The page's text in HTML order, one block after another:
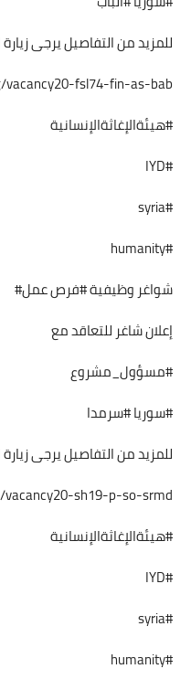
للمزيد من التفاصيل يرجى زيارة
vacancy20-fsl74-fin-as-bab/
#هيئةالإغاثةالإنسانية
#IYD
#syria
#humanity
شواغر وظيفية #فرص عمل#
إعلان شاغر للتعاقد مع
#مسؤول_مشروع
#سوريا #سرمدا
للمزيد من التفاصيل يرجى زيارة
sh19-p-so-srmd/
#هيئةالإغاثةالإنسانية
#IYD
#syria
#humanity